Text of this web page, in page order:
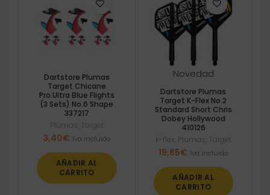
Dartstore Plumas
Target Chicane
Pro.Ultra Blue Flights
(3 Sets) No.6 Shape
337217
Plumas Target
3,40€ Iva incluido
AÑADIR AL
CARRITO
Novedad
Dartstore Plumas
Target K-Flex No.2
Standard Short Chris
Dobey Hollywood
410126
k-flex Plumas Target
19,85€ Iva incluido
AÑADIR AL
CARRITO